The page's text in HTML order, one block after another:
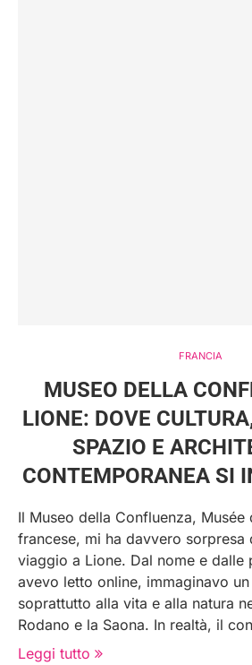
FRANCIA
MUSEO DELLA
LIONE: DOVE
SPAZIO E
CONTEMPORANEA SI
Il Museo della Confluenza, Musée
francese, mi ha davvero sorpresa
viaggio a Lione. Dal nome e dalle
avevo letto online, immaginavo
soprattutto alla vita e alla natura
Rodano e la Saona. In realtà, il
Leggi tutto